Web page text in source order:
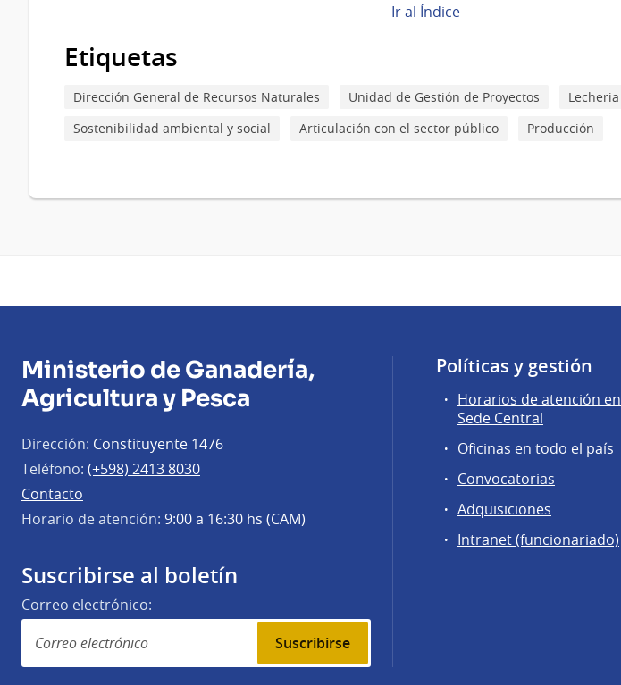
Book
para
2.
Beneficiarios
Ir al Índice
Etiquetas
Dirección General de Recursos Naturales Unidad de Gestión de Proyectos
Lecheria
Sostenibilidad ambiental y social
Articulación con el sector público Producción
Ministerio de Ganadería,
Agricultura y Pesca
Dirección: Constituyente 1476
Teléfono: (+598) 2413 8030
Contacto
Horario de atención: 9:00 a 16:30 hs (CAM)
Suscribirse al boletín
Correo electrónico:
Suscribirse
Políticas y gestión
Horarios de atención en
Sede Central
Oficinas en todo el país
Convocatorias
Adquisiciones
Intranet (funcionariado)